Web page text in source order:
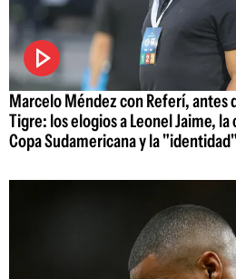
Marcelo Méndez con Referí, antes
Tigre: los elogios a Leonel Jaime,
Copa Sudamericana y la